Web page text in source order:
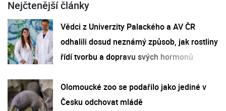
Nejčtenější články
Vědci z Univerzity Palackého a AV ČR
odhalili dosud neznámý způsob, jak rostliny
řídí tvorbu a dopravu svých hormonů
Olomoucké zoo se podařilo jako jediné v
Česku odchovat mládě